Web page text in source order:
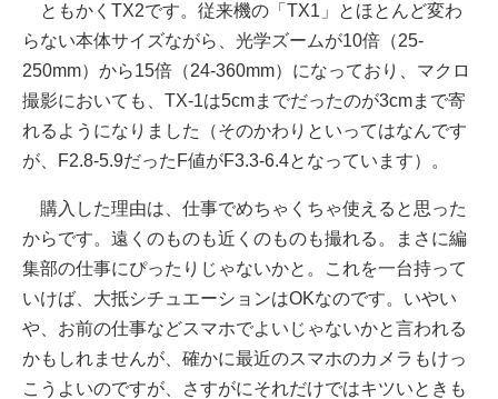
ともかくTX2です。従来機の「TX1」とほとんど変わ
らない本体サイズながら、光学ズームが10倍（25-
250mm）から15倍（24-360mm）になっており、マクロ
撮影においても、TX-1は5cmまでだったのが3cmまで寄
れるようになりました（そのかわりといってはなんです
が、F2.8-5.9だったF値がF3.3-6.4となっています）。
購入した理由は、仕事でめちゃくちゃ使えると思った
からです。遠くのものも近くのものも撮れる。まさに編
集部の仕事にぴったりじゃないかと。これを一台持って
いけば、大抵シチュエーションはOKなのです。いやい
や、お前の仕事などスマホでよいじゃないかと言われる
かもしれませんが、確かに最近のスマホのカメラもけっ
こうよいのですが、さすがにそれだけではキツいときも